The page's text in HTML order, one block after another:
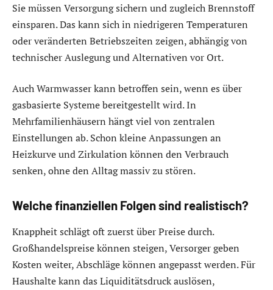
Sie müssen Versorgung sichern und zugleich Brennstoff
einsparen. Das kann sich in niedrigeren Temperaturen
oder veränderten Betriebszeiten zeigen, abhängig von
technischer Auslegung und Alternativen vor Ort.
Auch Warmwasser kann betroffen sein, wenn es über
gasbasierte Systeme bereitgestellt wird. In
Mehrfamilienhäusern hängt viel von zentralen
Einstellungen ab. Schon kleine Anpassungen an
Heizkurve und Zirkulation können den Verbrauch
senken, ohne den Alltag massiv zu stören.
Welche finanziellen Folgen sind realistisch?
Knappheit schlägt oft zuerst über Preise durch.
Großhandelspreise können steigen, Versorger geben
Kosten weiter, Abschläge können angepasst werden. Für
Haushalte kann das Liquiditätsdruck auslösen,